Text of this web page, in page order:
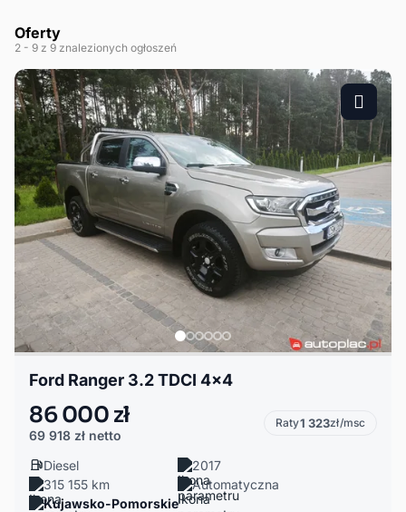
Oferty
2 - 9 z 9 znalezionych ogłoszeń
Ford Ranger 3.2 TDCI 4x4
86 000 zł
69 918 zł netto
Raty1 323zł/msc
Diesel
2017
315 155 km
Automatyczna
Kujawsko-Pomorskie